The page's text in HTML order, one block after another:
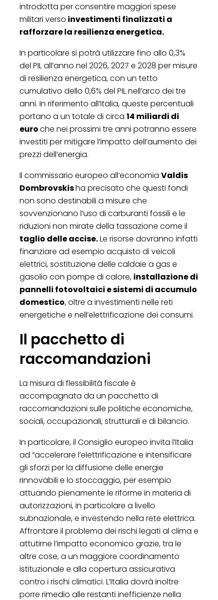
introdotta per consentire maggiori spese
militari verso investimenti finalizzati a
rafforzare la resilienza energetica.
In particolare si potrà utilizzare fino allo 0,3%
del PIL all’anno nel 2026, 2027 e 2028 per misure
di resilienza energetica, con un tetto
cumulativo dello 0,6% del PIL nell’arco dei tre
anni. In riferimento all’Italia, queste percentuali
portano a un totale di circa 14 miliardi di
euroche nei prossimi tre anni potranno essere
investiti per mitigare l’impatto dell’aumento dei
prezzi dell’energia.
Il commissario europeo all’economia Valdis
Dombrovskisha precisato che questi fondi
non sono destinabili a misure che
sovvenzionano l’uso di carburanti fossili e le
riduzioni non mirate della tassazione come il
taglio delle accise.Le risorse dovranno infatti
finanziare ad esempio acquisto di veicoli
elettrici, sostituzione delle caldaie a gas e
gasolio con pompe di calore, installazione di
pannelli fotovoltaici e sistemi di accumulo
domestico, oltre a investimenti nelle reti
energetiche e nell’elettrificazione dei consumi.
Il pacchetto di
raccomandazioni
La misura di flessibilità fiscale è
accompagnata da un pacchetto di
raccomandazioni sulle politiche economiche,
sociali, occupazionali, strutturali e di bilancio.
In particolare, il Consiglio europeo invita l’Italia
ad “accelerare l’elettrificazione e intensificare
gli sforzi per la diffusione delle energie
rinnovabili e lo stoccaggio, per esempio
attuando pienamente le riforme in materia di
autorizzazioni, in particolare a livello
subnazionale, e investendo nella rete elettrica.
Affrontare il problema dei rischi legati al clima e
attutirne l’impatto economico grazie, tra le
altre cose, a un maggiore coordinamento
istituzionale e alla copertura assicurativa
contro i rischi climatici. L’Italia dovrà inoltre
porre rimedio alle restanti inefficienze nella